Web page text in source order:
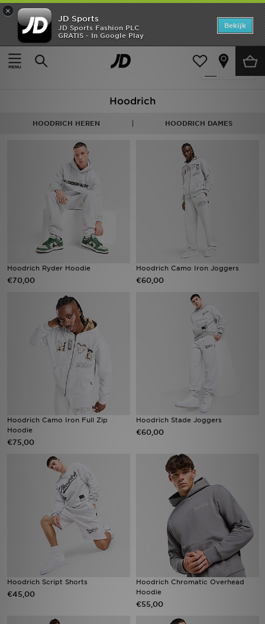
×
JD Sports
JD Sports Fashion PLC
GRATIS - In Google Play
Bekijk
Thuis
Heren
Producten 37
Hoodrich
HOODRICH HEREN HOODRICH DAMES
Hoodrich Ryder Hoodie
€70,00
Hoodrich Camo Iron Joggers
€60,00
Hoodrich Camo Iron Full Zip
Hoodie
€75,00
Hoodrich Stade Joggers
€60,00
Hoodrich Script Shorts
€45,00
Hoodrich Chromatic Overhead
Hoodie
€55,00
Home
Offers
Dames
Merken
Bestelling traceren
Klantenservice
Download de app
Wie wij zijn